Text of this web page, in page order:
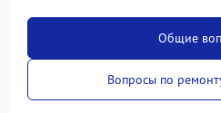
Общие
Вопросы по